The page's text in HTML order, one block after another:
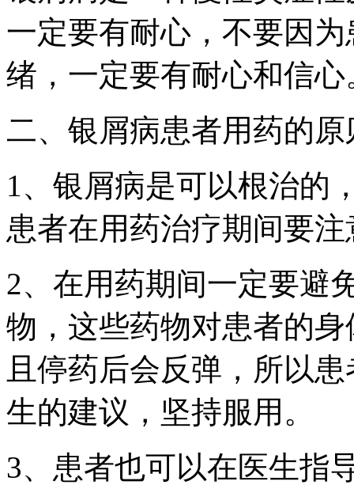
一定要有耐心，不要因
绪，一定要有耐心和信心
二、银屑病患者用药的原
1、银屑病是可以根治的
患者在用药治疗期间要
2、在用药期间一定要避
物，这些药物对患者的
且停药后会反弹，所以
生的建议，坚持服用。
3、患者也可以在医生指